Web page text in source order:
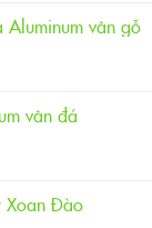
Aluminum vân gỗ
vân đá
Xoan Đào